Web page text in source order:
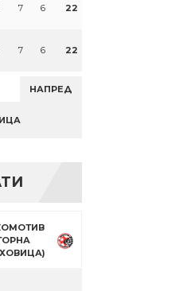
7 6 22
7 6 22
НАПРЕД